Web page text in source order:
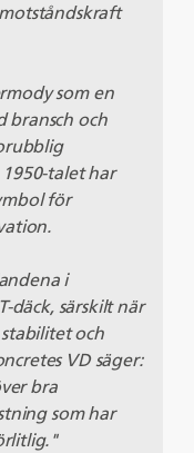
som en
bransch och
talet har
för
i
däck, särskilt när
och
VD säger:
bra
som har